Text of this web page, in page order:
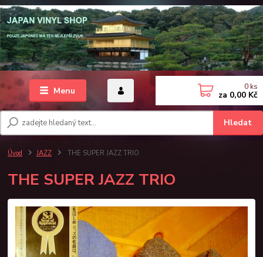
Menu
Hledat
0 ks
za 0,00 Kč
Úvod JAZZ THE SUPER JAZZ TRIO
THE SUPER JAZZ TRIO